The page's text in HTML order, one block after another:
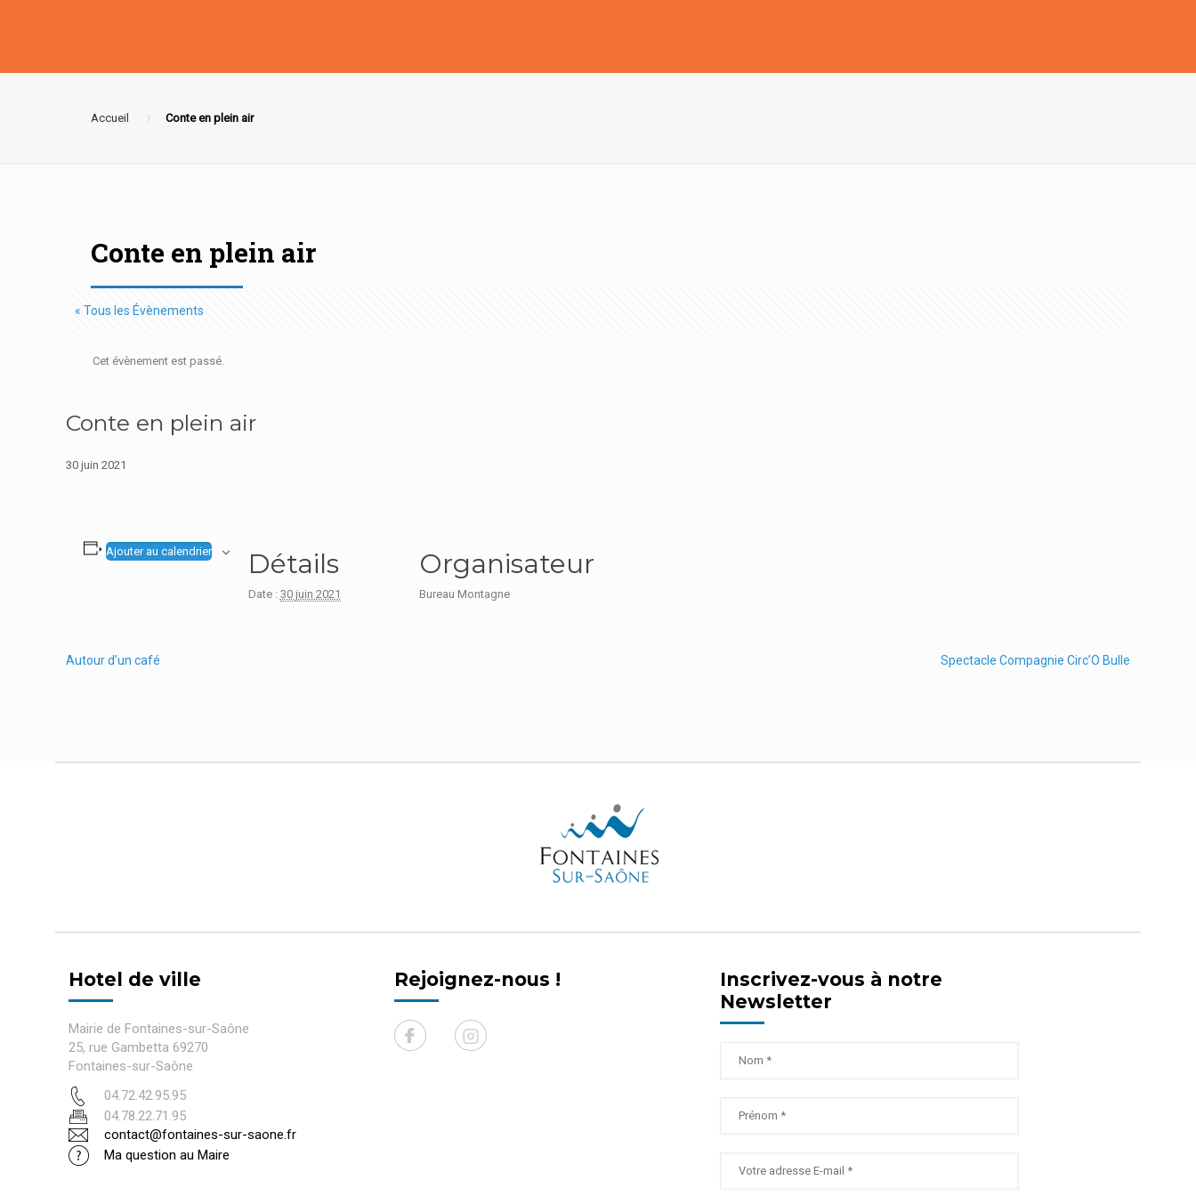
Accueil Conte en plein air
Conte en plein air
« Tous les Évènements
Cet évènement est passé.
Conte en plein air
30 juin 2021
Ajouter au calendrier Détails
Date : 30 juin 2021
Organisateur
Bureau Montagne
Autour d’un café Spectacle Compagnie Circ’O Bulle
Hotel de ville
Mairie de Fontaines-sur-Saône
25, rue Gambetta 69270
Fontaines-sur-Saône
04.72.42.95.95
04.78.22.71.95
contact@fontaines-sur-saone.fr
Ma question au Maire
Rejoignez-nous !
Inscrivez-vous à notre
Newsletter